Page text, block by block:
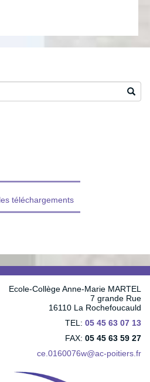
téléchargements
Ecole-Collège Anne-Marie MARTEL
7 grande Rue
16110 La Rochefoucauld
TEL: 05 45 63 07 13
FAX: 05 45 63 59 27
ce.0160076w@ac-poitiers.fr